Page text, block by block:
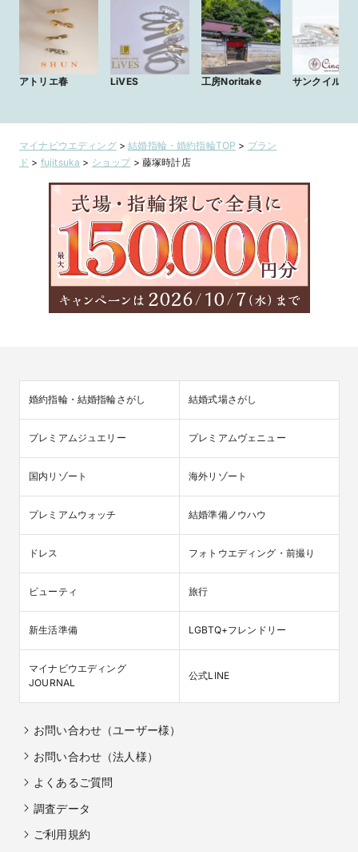
アトリエ春 LiVES 工房Noritake サンクイル岐
マイナビウエディング>結婚指輪・婚約指輪TOP > ブラン
ド > fujitsuka > ショップ > 藤塚時計店
婚約指輪・結婚指輪さがし 結婚式場さがし
プレミアムジュエリー プレミアムヴェニュー
国内リゾート 海外リゾート
プレミアムウォッチ 結婚準備ノウハウ
ドレス フォトウエディング・前撮り
ビューティ 旅行
新生活準備 LGBTQ+フレンドリー
マイナビウエディング
JOURNAL
公式LINE
お問い合わせ（ユーザー様）
お問い合わせ（法人様）
よくあるご質問
調査データ
ご利用規約